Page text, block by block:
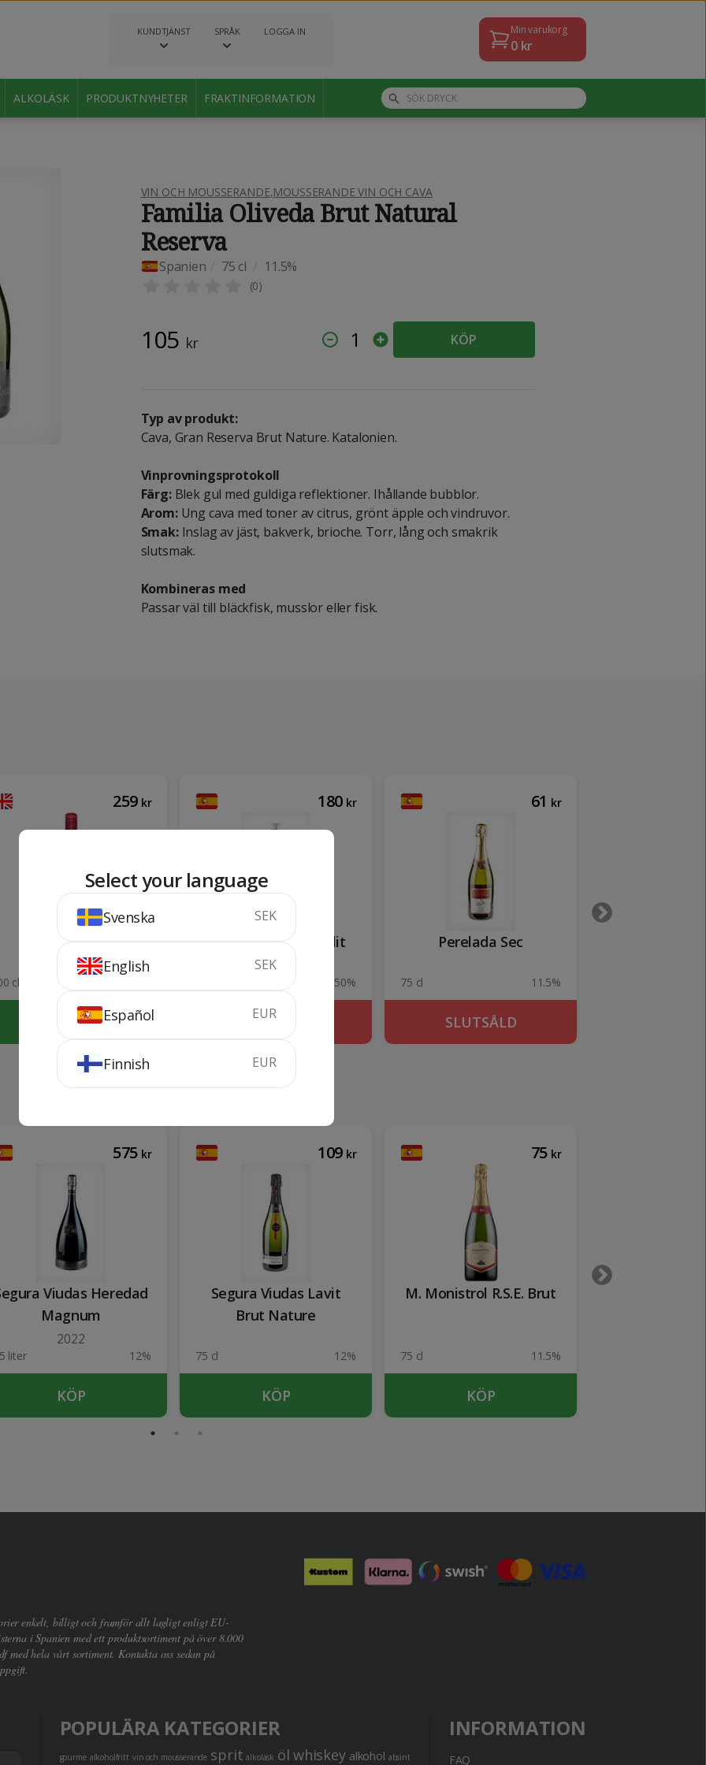
KUNDTJÄNST SPRÅK LOGGA IN Min varukorg
0kr
ALKOLÄSK PRODUKTNYHETER FRAKTINFORMATION
VIN OCH MOUSSERANDE,MOUSSERANDE VIN OCH CAVA
Familia Oliveda Brut Natural
Reserva
Spanien 75 cl 11.5%
(0)
105 kr 1 KÖP
Typ av produkt:
Cava, Gran Reserva Brut Nature. Katalonien.
Vinprovningsprotokoll
Färg:Blek gul med guldiga reflektioner. Ihållande bubblor.
Arom:Ung cava med toner av citrus, grönt äpple och vindruvor.
Smak:Inslag av jäst, bakverk, brioche. Torr, lång och smakrik
slutsmak.
Kombineras med
Passar väl till bläckfisk, musslor eller fisk.
259 kr
Beefeater 1 lit
cl
KÖP
180 kr
Anis Candela Sec 1 lit
50%
SLUTSÅLD
61 kr
Perelada Sec
75 cl 11.5%
SLUTSÅLD
575 kr
Viudas Heredad
Magnum
2022
liter 12%
KÖP
109 kr
Segura Viudas Lavit
Brut Nature
75 cl 12%
KÖP
75 kr
M. Monistrol R.S.E. Brut
75 cl 11.5%
KÖP
enkelt, billigt och framför allt lagligt enligt EU-
i Spanien med ett produktsortiment på över 8.000
hela vårt sortiment. Kontakta oss sedan på
POPULÄRA KATEGORIER
gourme alkoholfritt vin och mousserande sprit alkoläsk öl whiskey alkohol absint
INFORMATION
FAQ
Select your language
Svenska SEK
English SEK
Español EUR
Finnish EUR